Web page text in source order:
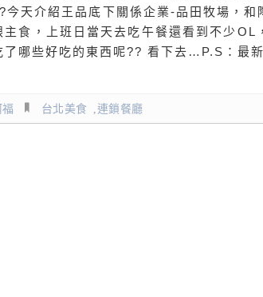
今天介紹王品底下關係企業-品田牧場，
主食，上班日當天去吃午餐還看到不少
了哪些好吃的東西呢?? 看下去…P.S：最
福 台北美食 連鎖餐廳